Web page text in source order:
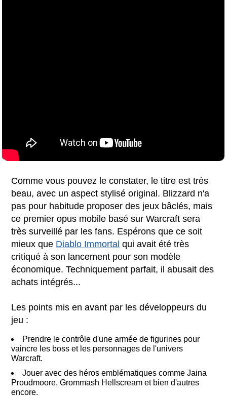
Comme vous pouvez le constater, le titre est très
beau, avec un aspect stylisé original. Blizzard n'a
pas pour habitude proposer des jeux bâclés, mais
ce premier opus mobile basé sur Warcraft sera
très surveillé par les fans. Espérons que ce soit
mieux que Diablo Immortal qui avait été très
critiqué à son lancement pour son modèle
économique. Techniquement parfait, il abusait des
achats intégrés...
Les points mis en avant par les développeurs du
jeu :
Prendre le contrôle d'une armée de figurines pour
vaincre les boss et les personnages de l'univers
Warcraft.
Jouer avec des héros emblématiques comme Jaina
Proudmoore, Grommash Hellscream et bien d'autres
encore.